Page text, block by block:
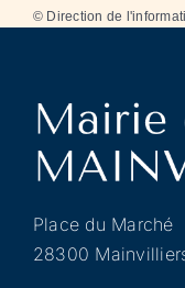
© Direction de
Place du Marché
28300